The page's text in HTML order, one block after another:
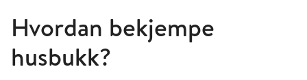
Hvordan bekjempe
husbukk?